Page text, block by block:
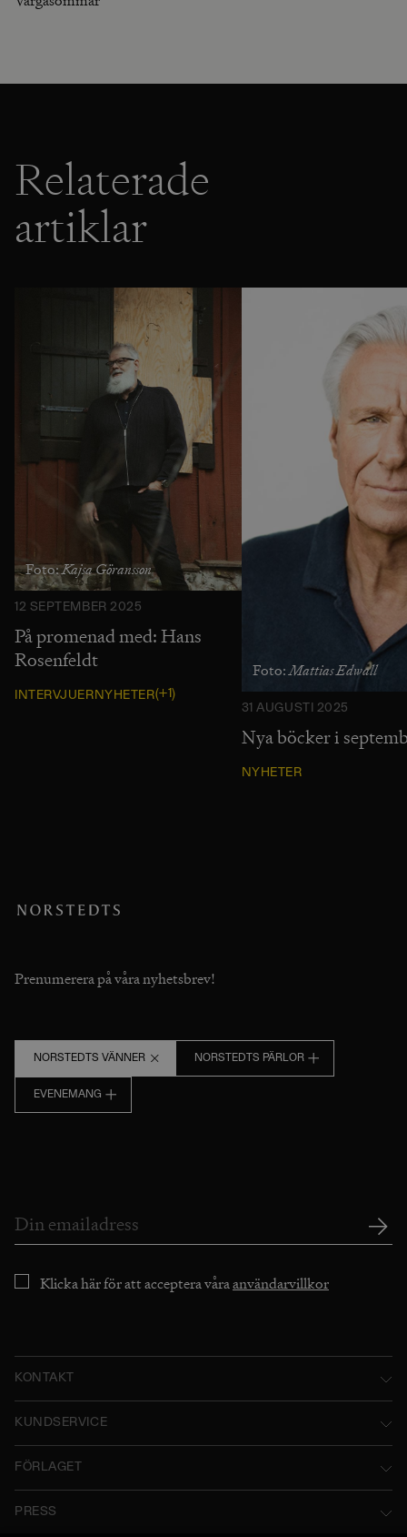
Relaterade
artiklar
Foto:Kajsa Göransson
12 SEPTEMBER 2025
På promenad med: Hans
Rosenfeldt
INTERVJUER NYHETER(+1)
Foto:Mattias Edwall
31 AUGUSTI 2025
Nya böcker i
NYHETER
Prenumerera på våra nyhetsbrev!
NORSTEDTS VÄNNER NORSTEDTS PÄRLOR
EVENEMANG
Klicka här för att acceptera våraanvändarvillkor
KONTAKT
P.O. Box 2052
Besöksadress: Tryckerigatan 4
KUNDSERVICE
Användarvillkor
FÖRLAGET
PRESS